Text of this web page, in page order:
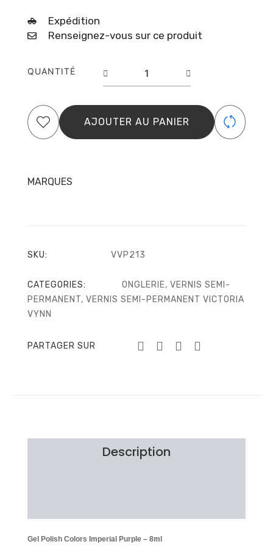
Expédition
Renseignez-vous sur ce produit
QUANTITÉ
POLISH
NO.
213
AJOUTER AU PANIER
MARQUES
SKU: VVP213
CATEGORIES: ONGLERIE, VERNIS SEMI-
PERMANENT, VERNIS SEMI-PERMANENT VICTORIA
VYNN
PARTAGER SUR
Description
Gel Polish Colors Imperial Purple – 8ml